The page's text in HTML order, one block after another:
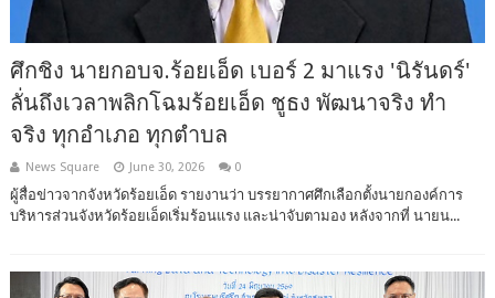
ศึกชิง นายกอบจ.ร้อยเอ็ด เบอร์ 2 มาแรง 'นิรันดร์'
ลั่นถึงเวลาพลิกโฉมร้อยเอ็ด ชูธง พัฒนาจริง ทำ
จริง ทุกอำเภอ ทุกตำบล
News Square June 30, 2026 0
ผู้สื่อข่าวจากจังหวัดร้อยเอ็ด รายงานว่า บรรยากาศศึกเลือกตั้งนายกองค์การ
บริหารส่วนจังหวัดร้อยเอ็ดเริ่มร้อนแรง และน่าจับตามอง หลังจากที่ นายน...